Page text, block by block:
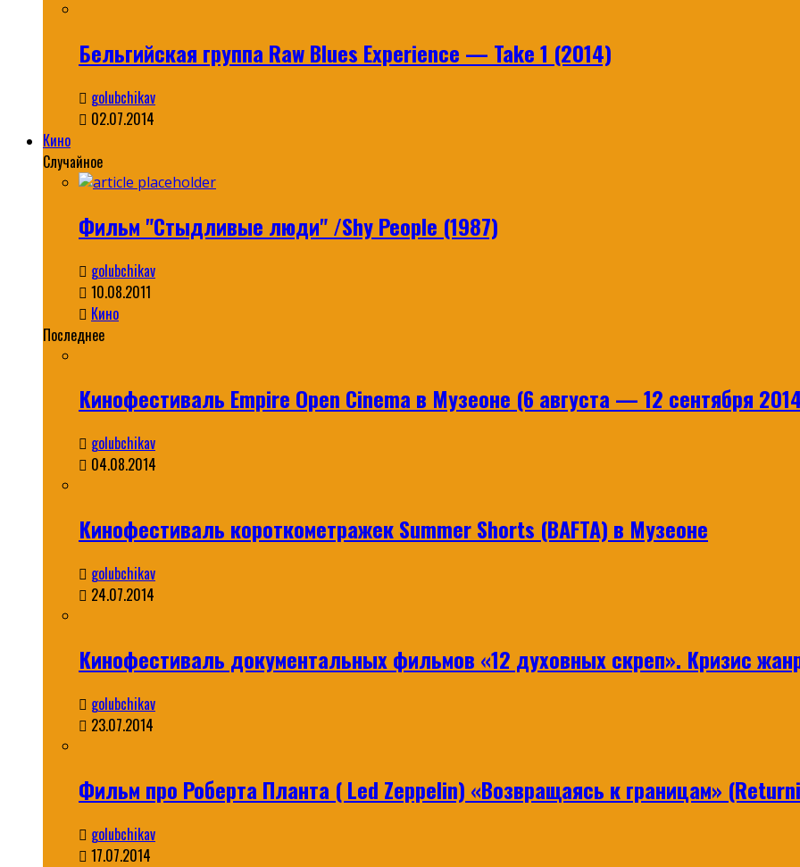
Бельгийская группа Raw Blues Experience — Take 1 (2014)
golubchikav
02.07.2014
Кино
Случайное
Фильм "Стыдливые люди" /Shy People (1987)
golubchikav
10.08.2011
Кино
Последнее
Кинофестиваль Empire Open Cinema в Музеоне (6 августа — 12 сентября
golubchikav
04.08.2014
Кинофестиваль короткометражек Summer Shorts (BAFTA) в Музеоне
golubchikav
24.07.2014
Кинофестиваль документальных фильмов «12 духовных скреп». Кризис
golubchikav
23.07.2014
Фильм про Роберта Планта ( Led Zeppelin) «Возвращаясь к границам»
golubchikav
17.07.2014